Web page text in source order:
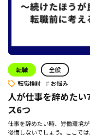
転職
全般
転職検討
お悩み
人が仕事を辞めた
ス6つ
仕事を辞めたい時、労働環境
後悔しないでしょう。ここでは